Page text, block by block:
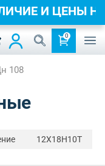
0
108
12Х18Н10Т
И